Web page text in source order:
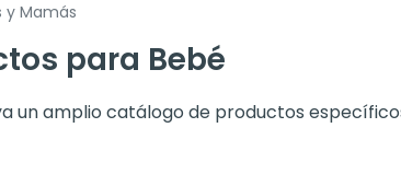
y Mamás
para Bebé
un amplio catálogo de productos